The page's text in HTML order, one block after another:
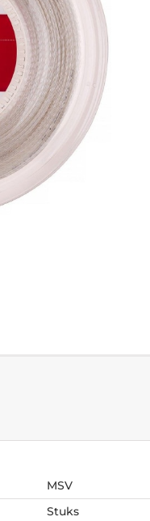
MSV
Stuks